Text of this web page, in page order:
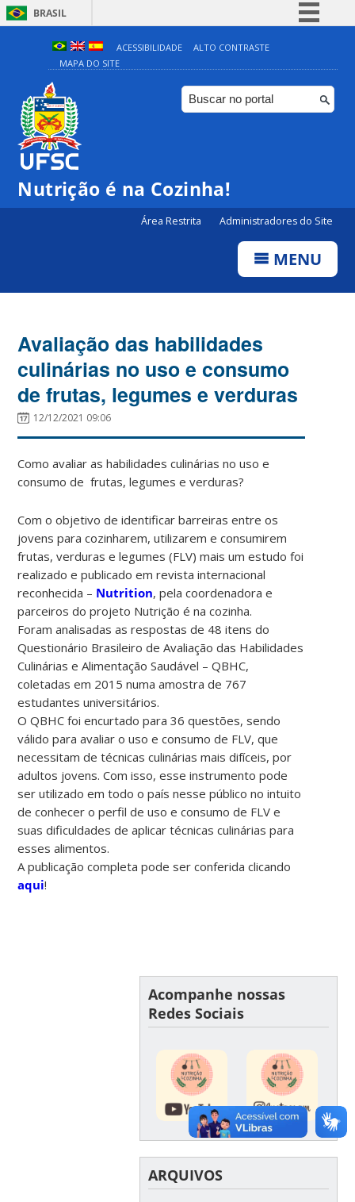
BRASIL
Simplifique!
Comunica BR
Participe
ACESSIBILIDADE
ALTO CONTRASTE
MAPA DO SITE
Nutrição é na Cozinha!
Área Restrita Administradores do Site
MENU
Avaliação das habilidades
culinárias no uso e consumo
de frutas, legumes e verduras
12/12/2021 09:06
Como avaliar as habilidades culinárias no uso e
consumo de frutas, legumes e verduras?
Com o objetivo de identificar barreiras entre os
jovens para cozinharem, utilizarem e consumirem
frutas, verduras e legumes (FLV) mais um estudo foi
realizado e publicado em revista internacional
reconhecida – Nutrition, pela coordenadora e
parceiros do projeto Nutrição é na cozinha.
Foram analisadas as respostas de 48 itens do
Questionário Brasileiro de Avaliação das Habilidades
Culinárias e Alimentação Saudável – QBHC,
coletadas em 2015 numa amostra de 767
estudantes universitários.
O QBHC foi encurtado para 36 questões, sendo
válido para avaliar o uso e consumo de FLV, que
necessitam de técnicas culinárias mais difíceis, por
adultos jovens. Com isso, esse instrumento pode
ser utilizado em todo o país nesse público no intuito
de conhecer o perfil de uso e consumo de FLV e
suas dificuldades de aplicar técnicas culinárias para
esses alimentos.
A publicação completa pode ser conferida clicando
aqui!
Acompanhe nossas
Redes Sociais
ARQUIVOS